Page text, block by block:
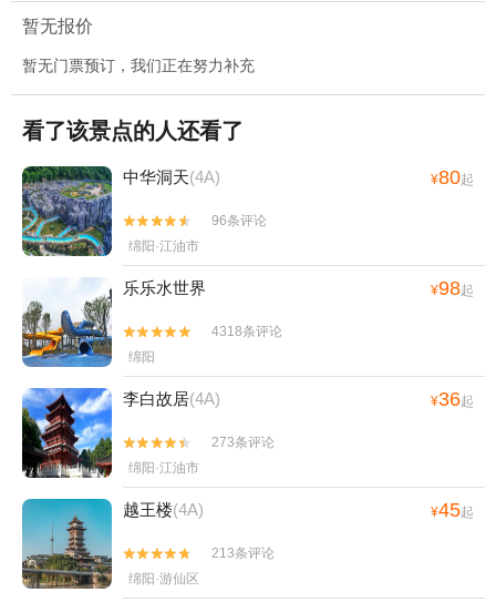
暂无报价
暂无门票预订，我们正在努力补充
看了该景点的人还看了
中华洞天(4A) ¥80起


96条评论
绵阳·江油市
乐乐水世界 ¥98起


4318条评论
绵阳
李白故居(4A) ¥36起


273条评论
绵阳·江油市
越王楼(4A) ¥45起


213条评论
绵阳·游仙区